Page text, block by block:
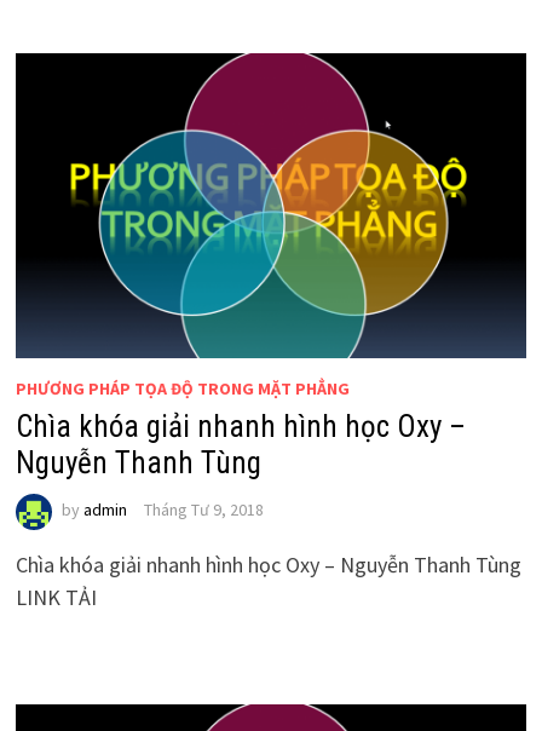
PHƯƠNG PHÁP TỌA ĐỘ TRONG MẶT PHẲNG
Chìa khóa giải nhanh hình học Oxy –
Nguyễn Thanh Tùng
by admin Tháng Tư 9, 2018
Chìa khóa giải nhanh hình học Oxy – Nguyễn Thanh Tùng
LINK TẢI